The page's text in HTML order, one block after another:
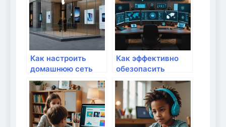
Как настроить
домашнюю сеть
для удаленной
работы?
Как эффективно
обезопасить
домашний сервер
от
несанкционированного
доступа: полное
руководство